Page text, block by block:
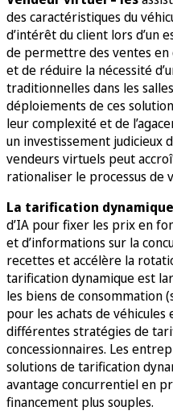
des caractéristiques du
d’intérêt du client lors d’un
de permettre des ventes en
et de réduire la nécessité
traditionnelles dans les
déploiements de ces
leur complexité et de
un investissement judicieux
vendeurs virtuels peut
rationaliser le processus de
La tarification
d’IA pour fixer les prix en
et d’informations sur la
recettes et accélère la
tarification dynamique est
les biens de consommation
pour les achats de
différentes stratégies de
concessionnaires. Les
solutions de tarification
avantage concurrentiel en
financement plus souples.